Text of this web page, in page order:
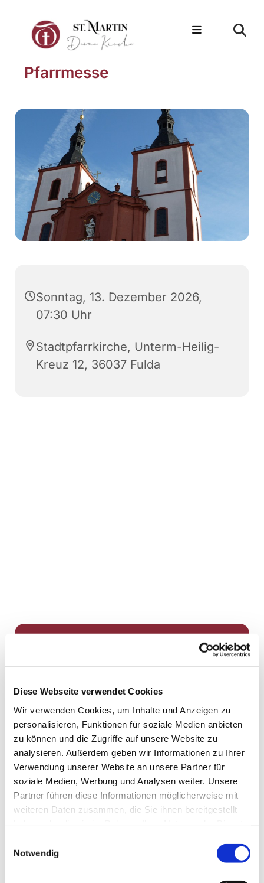
Diese Webseite verwendet Cookies
Wir verwenden Cookies, um Inhalte und Anzeigen zu
personalisieren, Funktionen für soziale Medien anbieten
zu können und die Zugriffe auf unsere Website zu
analysieren. Außerdem geben wir Informationen zu Ihrer
Verwendung unserer Website an unsere Partner für
soziale Medien, Werbung und Analysen weiter. Unsere
Partner führen diese Informationen möglicherweise mit
weiteren Daten zusammen, die Sie ihnen bereitgestellt
Notwendig
Pfarrmesse
Sonntag, 13. Dezember 2026,
07:30 Uhr
Stadtpfarrkirche, Unterm-Heilig-
Kreuz 12, 36037 Fulda
Dies könnte Sie auch